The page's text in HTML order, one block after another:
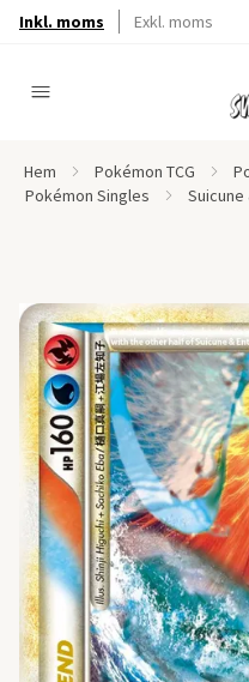
Inkl. moms Exkl. moms
Hem Pokémon TCG
Pokémon Singles
Suicune